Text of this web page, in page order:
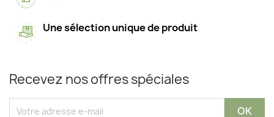
Une sélection unique de produit
Recevez nos offres spéciales